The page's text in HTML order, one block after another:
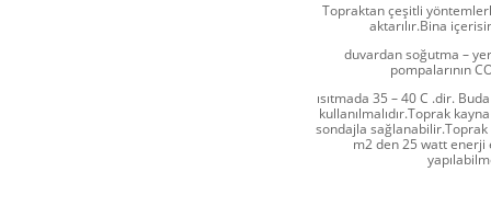
Topraktan çeşitli
aktarılır.Bina
duvardan soğutma –
pompalarının
ısıtmada 35 – 40 C .dir.
kullanılmalıdır.Toprak
sondajla
m2 den 25 watt enerji